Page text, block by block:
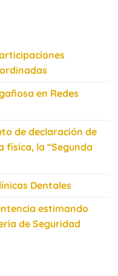
en Redes
de declaración de
física, la “Segunda
Dentales
estimando
de Seguridad